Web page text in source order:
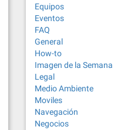
Equipos
Eventos
FAQ
General
How-to
Imagen de la Semana
Legal
Medio Ambiente
Moviles
Navegación
Negocios